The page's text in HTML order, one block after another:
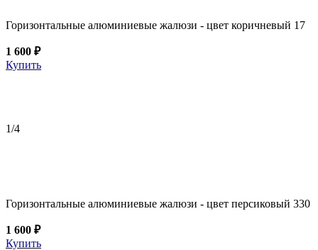
Горизонтальные алюминиевые жалюзи - цвет коричневый 17
1 600 ₽
Купить
1/4
Горизонтальные алюминиевые жалюзи - цвет персиковый 330
1 600 ₽
Купить